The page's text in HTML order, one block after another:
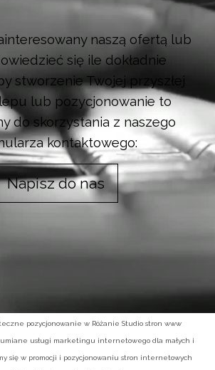
naszą ofertą lub
się ile dokładnie
stworzenie Twojej przyszłej
lub pozycjonowanie to
do skorzystania z naszego
kontaktowego:
Napisz do nas
pozycjonowanie w Różanie Studio stron www
usługi marketingu internetowego dla małych i
się w promocji i pozycjonowaniu stron internetowych